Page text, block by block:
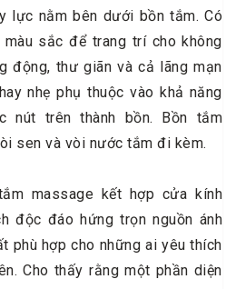
lực nằm bên dưới bồn tắm. Có
sắc để trang trí cho không
động, thư giãn và cả lãng mạn
nhẹ phụ thuộc vào khả năng
nút trên thành bồn. Bồn tắm
sen và vòi nước tắm đi kèm.
massage kết hợp cửa kính
độc đáo hứng trọn nguồn ánh
phù hợp cho những ai yêu thích
Cho thấy rằng một phần diện